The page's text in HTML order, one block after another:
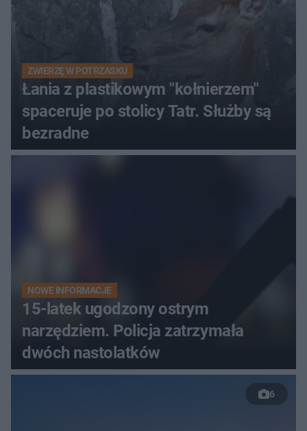
ZWIERZĘ W POTRZASKU
Łania z plastikowym "kołnierzem"
spaceruje po stolicy Tatr. Służby są
bezradne
NOWE INFORMACJE
15-latek ugodzony ostrym
narzędziem. Policja zatrzymała
dwóch nastolatków
6